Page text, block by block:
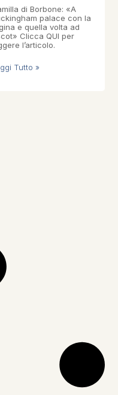
di Borbone: «A
palace con la
e quella volta ad
Clicca QUI per
l’articolo.
Tutto »